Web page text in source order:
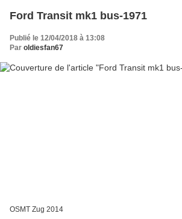
Ford Transit mk1 bus-1971
Publié le 12/04/2018 à 13:08
Par oldiesfan67
OSMT Zug 2014